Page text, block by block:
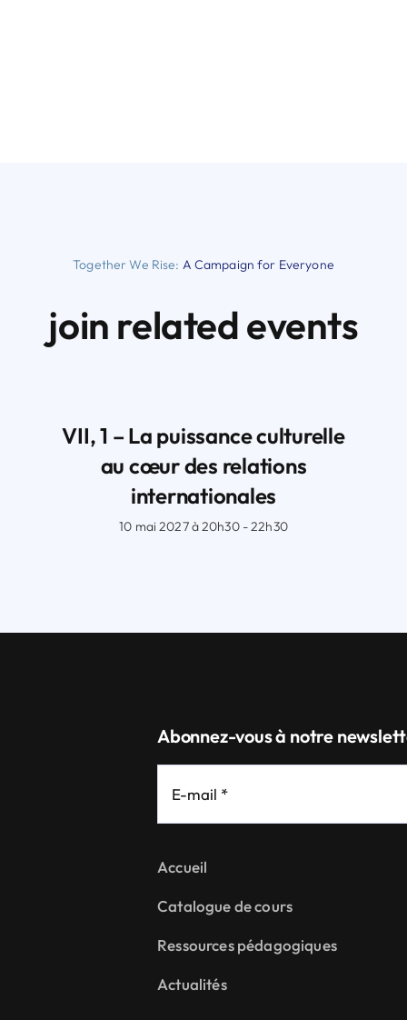
Together We Rise: A Campaign for Everyone
join related events
VII, 1 – La puissance culturelle
au cœur des relations
internationales
10 mai 2027 à 20h30 - 22h30
Abonnez-vous à notre
Accueil
Catalogue de cours
Ressources pédagogiques
Actualités